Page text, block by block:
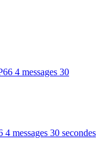
messages 30 secondes